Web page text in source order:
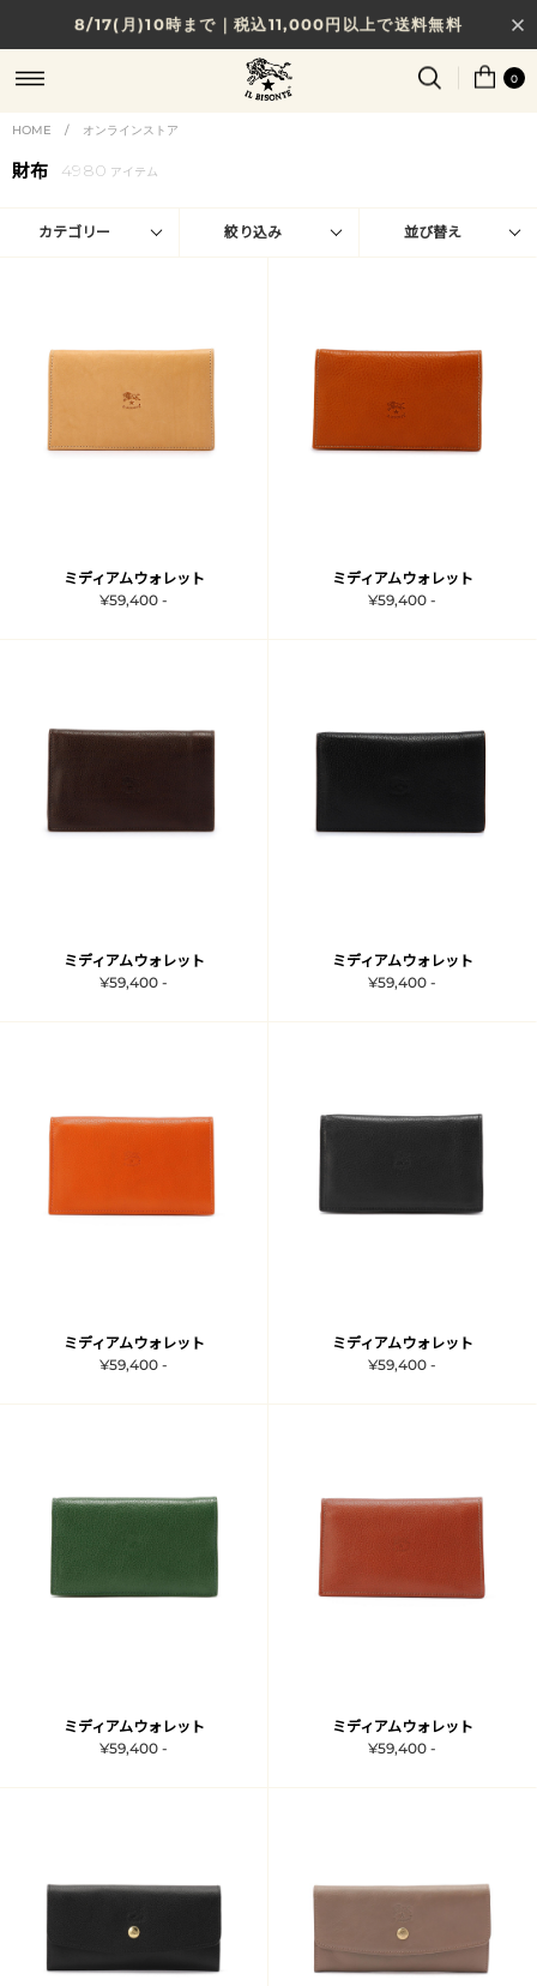
8/17(月)10時まで｜税込11,000円以上で送料無料
贈る相手やシーンから選べる、新しいギフトガイド
NEW IN｜COLOR LEATHER
0
HOME / オンラインストア
財布 4980 アイテム
カテゴリー 絞り込み 並び替え
ミディアムウォレット
¥59,400 -
ミディアムウォレット
¥59,400 -
ミディアムウォレット
¥59,400 -
ミディアムウォレット
¥59,400 -
ミディアムウォレット
¥59,400 -
ミディアムウォレット
¥59,400 -
ミディアムウォレット
¥59,400 -
ミディアムウォレット
¥59,400 -